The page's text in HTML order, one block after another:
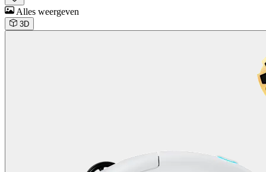
Alles weergeven
3D